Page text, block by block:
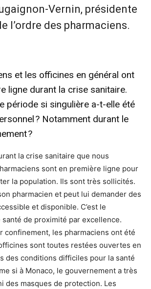
Vernin, présidente
l’ordre des pharmaciens.
et les officines en général ont
ligne durant la crise sanitaire.
période si singulière a-t-elle été
? Notamment durant le
?
la crise sanitaire que nous
sont en première ligne pour
la population. Ils sont très sollicités.
pharmacien et peut lui demander des
et disponible. C’est le
de proximité par excellence.
confinement, les pharmaciens ont été
sont toutes restées ouvertes en
des conditions difficiles pour la santé
si à Monaco, le gouvernement a très
des masques de protection. Les